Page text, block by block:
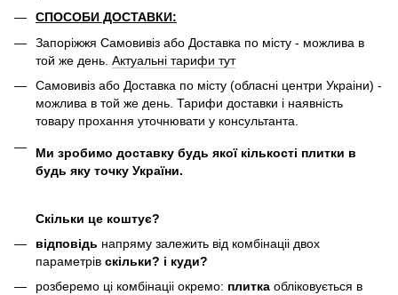
СПОСОБИ ДОСТАВКИ:
Запоріжжя Самовивіз або Доставка по місту - можлива в
той же день. Актуальні тарифи тут
Самовивіз або Доставка по місту (обласні центри Украіни) -
можлива в той же день. Тарифи доставки і наявність
товару прохання уточнювати у консультанта.
Ми зробимо доставку будь якої кількості плитки в
будь яку точку України.
Скільки це коштує?
відповідь напряму залежить від комбінаціі двох
параметрів скільки? і куди?
розберемо ці комбінаціі окремо: плитка обліковується в